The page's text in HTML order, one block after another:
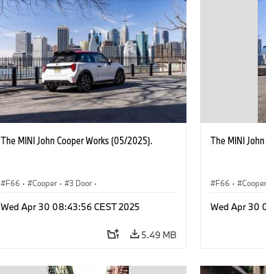
The MINI John Cooper Works (05/2025).
F66 · Cooper · 3 Door ·
Wed Apr 30 08:43:56 CEST 2025
5.49 MB
The MINI
F66 · Cooper
Wed Apr 30